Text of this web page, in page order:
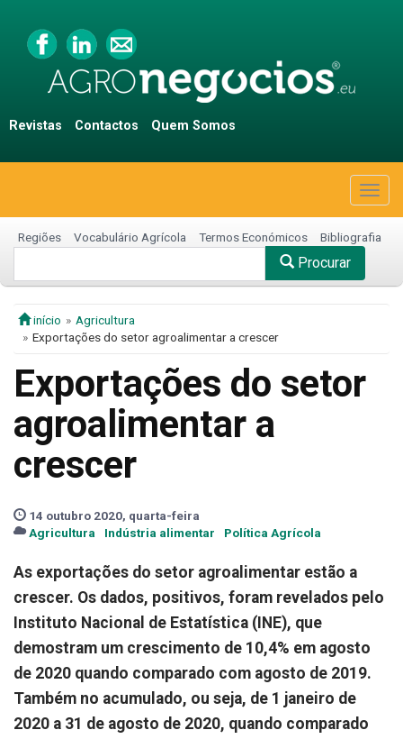
Revistas Contactos Quem Somos
Regiões Vocabulário Agrícola Termos Económicos Bibliografia
Procurar
início
Agricultura
Exportações do setor agroalimentar a crescer
Exportações do setor
agroalimentar a
crescer
14 outubro 2020, quarta-feira
Agricultura
Indústria alimentar Política Agrícola
As exportações do setor agroalimentar estão a
crescer. Os dados, positivos, foram revelados pelo
Instituto Nacional de Estatística (INE), que
demostram um crescimento de 10,4% em agosto
de 2020 quando comparado com agosto de 2019.
Também no acumulado, ou seja, de 1 janeiro de
2020 a 31 de agosto de 2020, quando comparado